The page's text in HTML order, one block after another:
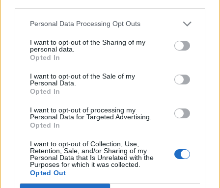
Personal Data Processing Opt Outs
I want to opt-out of the Sharing of my
personal data.
Opted In
I want to opt-out of the Sale of my
Personal Data.
Opted In
I want to opt-out of processing my
Personal Data for Targeted Advertising.
Opted In
I want to opt-out of Collection, Use,
Retention, Sale, and/or Sharing of my
Personal Data that Is Unrelated with the
Purposes for which it was collected.
Opted Out
aquells comentaris i de cop semblava que s'ho estaven
passant bé.
A la nit hi havia joc de nit. Típic de les còlonies: al bosc,
amb llanternes, equips buscant pistes...
En un moment donat, la Lia es va separar del grup
Quan va voler tornar, estava completament
desorientada.
—Perfecte —va bufar.